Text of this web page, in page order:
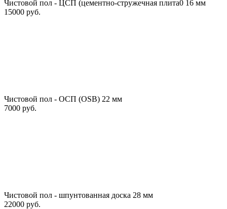
Чистовой пол - ЦСП (цементно-стружечная плита0 16 мм
15000 руб.
Чистовой пол - ОСП (OSB) 22 мм
7000 руб.
Чистовой пол - шпунтованная доска 28 мм
22000 руб.